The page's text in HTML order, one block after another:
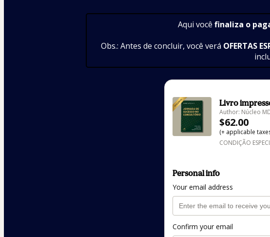
Aqui você finaliza o
Obs.: Antes de concluir, você verá OFERTAS
Livro
Author: Núcleo
$62.00
(+ applicable
CONDIÇÃO
Personal info
Your email address
Confirm your email